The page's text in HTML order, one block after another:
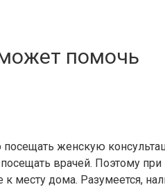
помочь
женскую
врачей. Поэтому
месту дома. Разумеется,